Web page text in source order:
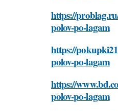
https://
polov-po-lagam
https://
polov-po-lagam
https://
polov-po-lagam